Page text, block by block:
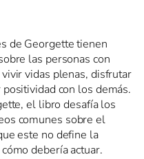
de Georgette tienen
las personas con
vidas plenas, disfrutar
con los demás.
el libro desafía los
comunes sobre el
este no define la
debería actuar.